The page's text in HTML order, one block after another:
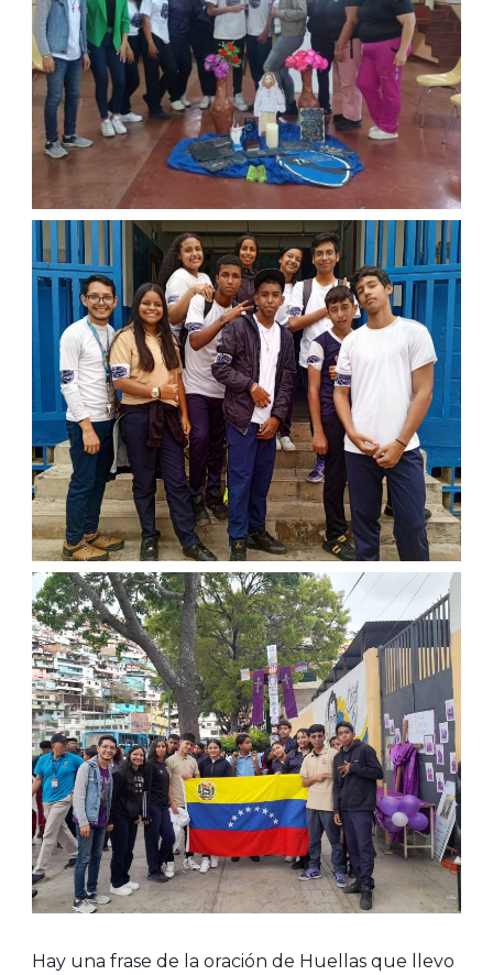
Hay una frase de la oración de Huellas que llevo